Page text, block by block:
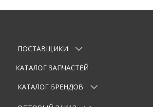
Оставьте заявку
Ваше имя
Email
ПОСТАВЩИКИ
КАТАЛОГ ЗАПЧАСТЕЙ
КАТАЛОГ БРЕНДОВ